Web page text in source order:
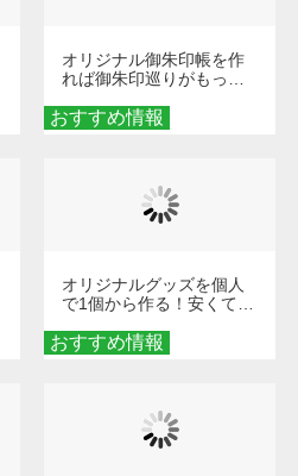
おすすめ情報
オリジナル御朱印帳を作
れば御朱印巡りがもっと
ダーメイドする魅力と選
び方
おすすめ情報
オリジナルグッズを個人
で1個から作る！安くて簡
秘訣